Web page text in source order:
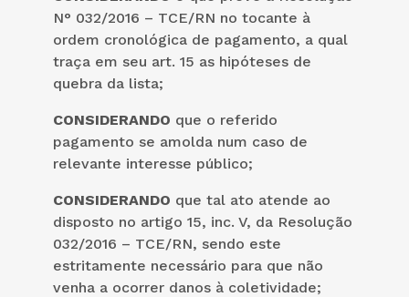
N° 032/2016 – TCE/RN no tocante à
ordem cronológica de pagamento, a qual
traça em seu art. 15 as hipóteses de
quebra da lista;
CONSIDERANDO que o referido
pagamento se amolda num caso de
relevante interesse público;
CONSIDERANDO que tal ato atende ao
disposto no artigo 15, inc. V, da Resolução
032/2016 – TCE/RN, sendo este
estritamente necessário para que não
venha a ocorrer danos à coletividade;